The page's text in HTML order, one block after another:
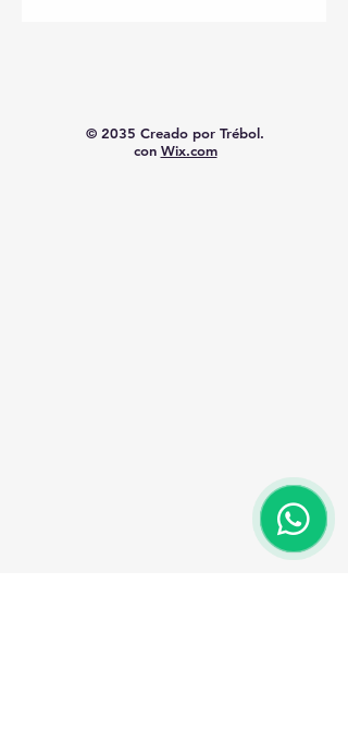
© 2035 Creado por Trébol.
con Wix.com